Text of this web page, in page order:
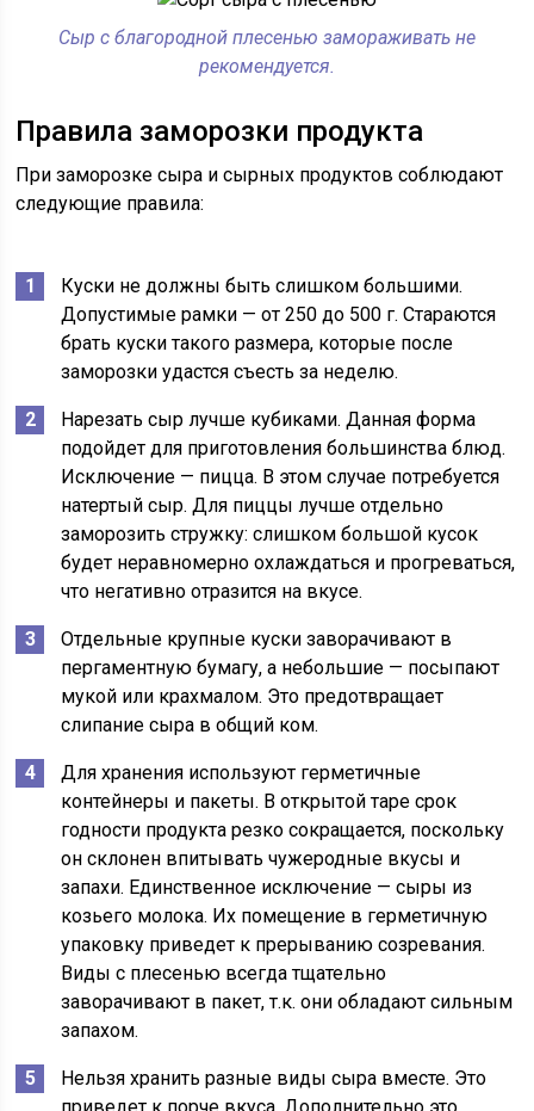
Сыр с благородной плесенью замораживать не
рекомендуется.
Правила заморозки продукта
При заморозке сыра и сырных продуктов соблюдают
следующие правила:
Куски не должны быть слишком большими.
Допустимые рамки — от 250 до 500 г. Стараются
брать куски такого размера, которые после
заморозки удастся съесть за неделю.
Нарезать сыр лучше кубиками. Данная форма
подойдет для приготовления большинства блюд.
Исключение — пицца. В этом случае потребуется
натертый сыр. Для пиццы лучше отдельно
заморозить стружку: слишком большой кусок
будет неравномерно охлаждаться и прогреваться,
что негативно отразится на вкусе.
Отдельные крупные куски заворачивают в
пергаментную бумагу, а небольшие — посыпают
мукой или крахмалом. Это предотвращает
слипание сыра в общий ком.
Для хранения используют герметичные
контейнеры и пакеты. В открытой таре срок
годности продукта резко сокращается, поскольку
он склонен впитывать чужеродные вкусы и
запахи. Единственное исключение — сыры из
козьего молока. Их помещение в герметичную
упаковку приведет к прерыванию созревания.
Виды с плесенью всегда тщательно
заворачивают в пакет, т.к. они обладают сильным
запахом.
Нельзя хранить разные виды сыра вместе. Это